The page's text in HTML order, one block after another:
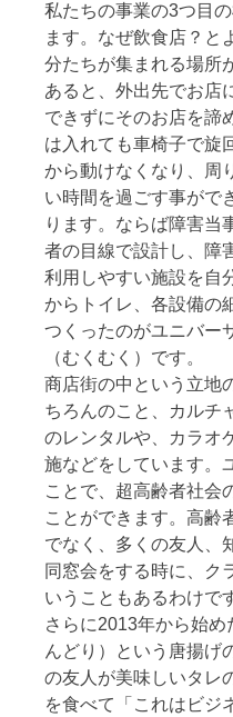
私たちの事業の3つ目
ます。なぜ飲食店？と
分たちが集まれる場所
あると、外出先でお店
できずにそのお店を諦
は入れても車椅子で旋
から動けなくなり、周
い時間を過ごす事がで
ります。ならば障害当
者の目線で設計し、障
利用しやすい施設を自
からトイレ、各設備の
つくったのがユニバー
（むくむく）です。
商店街の中という立地
ちろんのこと、カルチ
のレンタルや、カラオ
施などをしています。
ことで、超高齢者社会
ことができます。高齢
でなく、多くの友人、
同窓会をする時に、ク
いうこともあるわけで
さらに2013年から始
んどり）という唐揚げ
の友人が美味しいタレ
を食べて「これはビジ